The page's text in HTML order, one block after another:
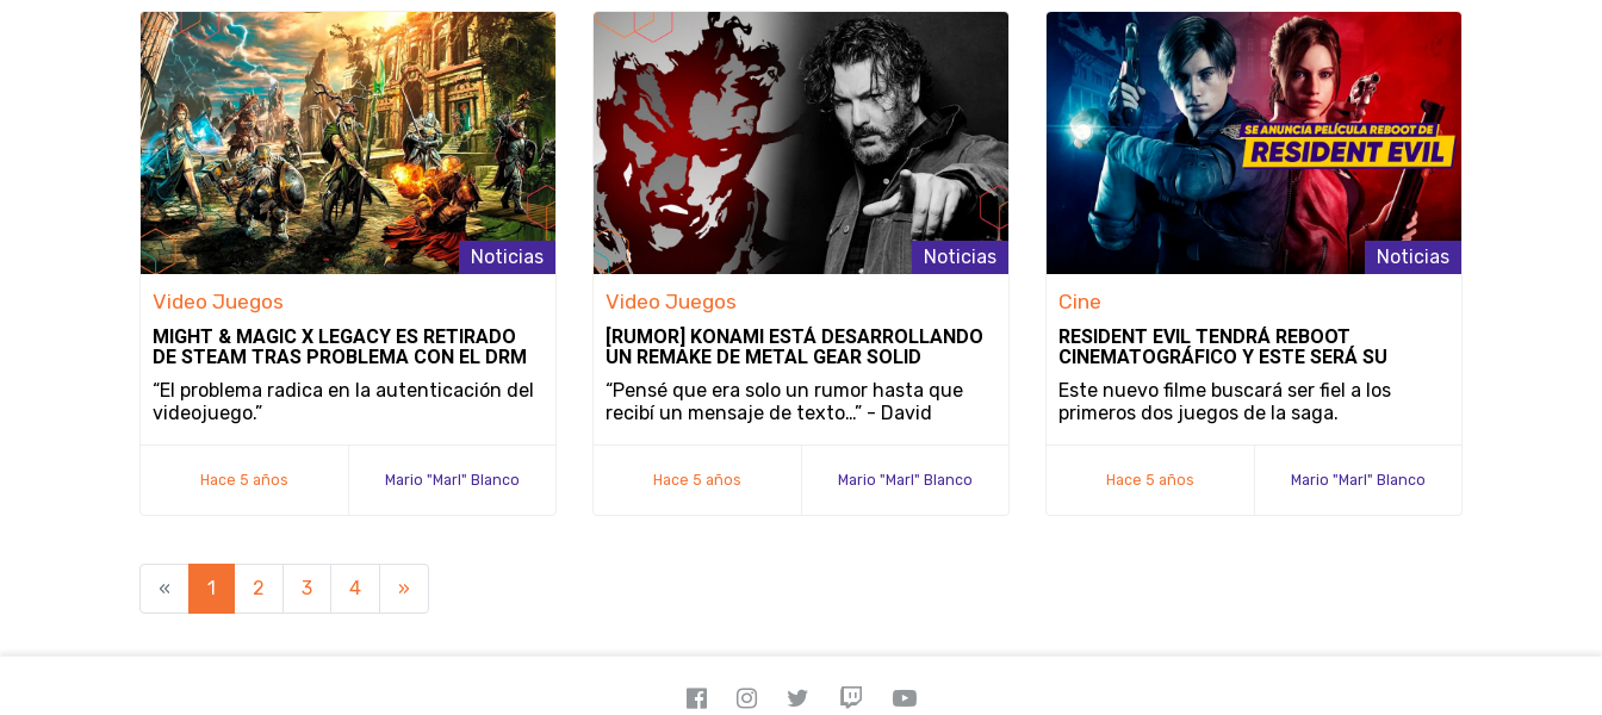
Noticias
Video Juegos
MIGHT & MAGIC X LEGACY ES RETIRADO
DE STEAM TRAS PROBLEMA CON EL DRM
“El problema radica en la autenticación del
videojuego.”
Hace 5 años Mario "Marl" Blanco
Noticias
Video Juegos
[RUMOR] KONAMI ESTÁ DESARROLLANDO
UN REMAKE DE METAL GEAR SOLID
“Pensé que era solo un rumor hasta que
recibí un mensaje de texto…” - David
Hace 5 años Mario "Marl" Blanco
Noticias
Cine
RESIDENT EVIL TENDRÁ REBOOT
CINEMATOGRÁFICO Y ESTE SERÁ SU
ELENCO
Este nuevo filme buscará ser fiel a los
primeros dos juegos de la saga.
Hace 5 años Mario "Marl" Blanco
« 1 2 3 4 »